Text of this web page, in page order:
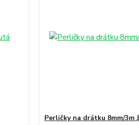
Perličky na drátku 8mm/3m